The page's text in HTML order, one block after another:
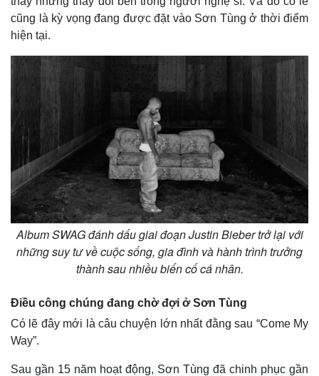
cũng là kỳ vọng đang được đặt vào Sơn Tùng ở thời điểm
hiện tại.
Album SWAG đánh dấu giai đoạn Justin Bieber trở lại với
những suy tư về cuộc sống, gia đình và hành trình trưởng
thành sau nhiều biến cố cá nhân.
Điều công chúng đang chờ đợi ở Sơn Tùng
Có lẽ đây mới là câu chuyện lớn nhất đằng sau “Come My
Way”.
Sau gần 15 năm hoạt động, Sơn Tùng đã chinh phục gần